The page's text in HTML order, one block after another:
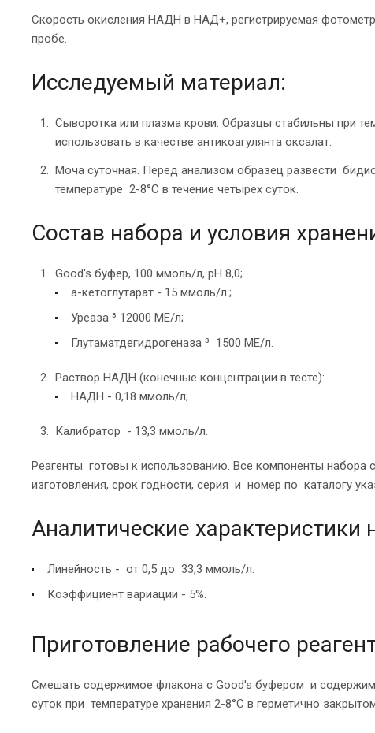
Скорость окисления НАДН в НАД+, регистрируемая
пробе.
Исследуемый материал:
Сыворотка или плазма крови. Образцы стабильны при
использовать в качестве антикоагулянта оксалат.
Моча суточная. Перед анализом образец развести
температуре 2-8°С в течение четырех суток.
Состав набора и условия
Good's буфер, 100 ммоль/л, рН 8,0;
a-кетоглутарат - 15 ммоль/л.;
Уреаза ³ 12000 МЕ/л;
Глутаматдегидрогеназа ³ 1500 МЕ/л.
Раствор НАДН (конечные концентрации в тесте):
НАДН - 0,18 ммоль/л;
Калибратор - 13,3 ммоль/л.
Реагенты готовы к использованию. Все компоненты набора
изготовления, срок годности, серия и номер по каталогу
Аналитические характеристики
Линейность - от 0,5 до 33,3 ммоль/л.
Коэффициент вариации - 5%.
Приготовление рабочего
Смешать содержимое флакона с Good's буфером и
суток при температуре хранения 2-8°С в герметично